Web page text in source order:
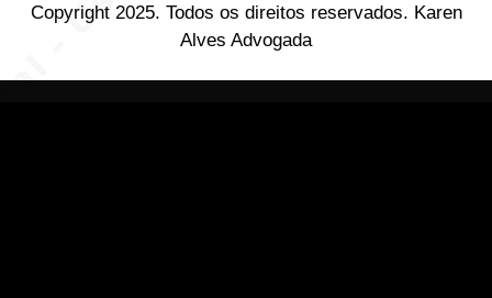
Copyright 2025. Todos os direitos reservados. Karen
Alves Advogada